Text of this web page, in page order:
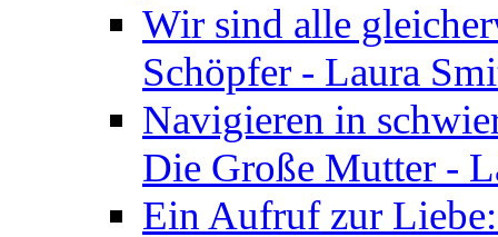
Wir sind alle
Schöpfer - Laura
Navigieren in
Die Große Mutter -
Ein Aufruf zur